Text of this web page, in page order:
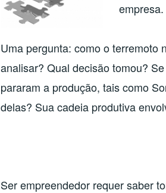
empresa.
Uma pergunta: como o terremoto
analisar? Qual decisão tomou?
pararam a produção, tais como
delas? Sua cadeia produtiva
Ser empreendedor requer saber